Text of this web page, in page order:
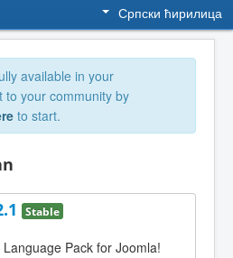
Српски ћирилица
available in your
to your community by
to start.
Stable
Pack for Joomla!